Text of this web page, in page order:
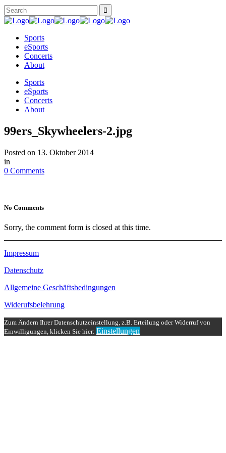
Sports
eSports
Concerts
About
Sports
eSports
Concerts
About
99ers_Skywheelers-2.jpg
Posted on 13. Oktober 2014
in
0 Comments
No Comments
Sorry, the comment form is closed at this time.
Impressum
Datenschutz
Allgemeine Geschäftsbedingungen
Widerufsbelehrung
Zum Ändern Ihrer Datenschutzeinstellung, z.B. Erteilung oder Widerruf von
Einwilligungen, klicken Sie hier: Einstellungen